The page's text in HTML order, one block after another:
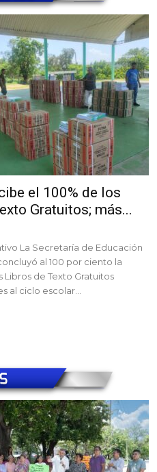
el 100% de los
Gratuitos; más...
La Secretaría de Educación
al 100 por ciento la
de Texto Gratuitos
al ciclo escolar...